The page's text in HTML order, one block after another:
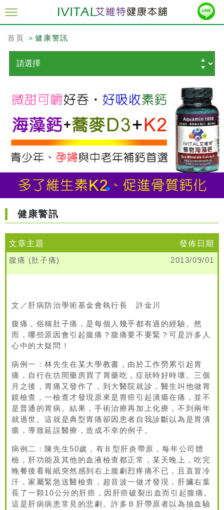
首頁 ＞健康警訊
健康警訊
文章主題
發佈日期
腹痛 (肚子痛)
2013/09/01
文／肝病防治學術基金會執行長 許金川
腹痛，俗稱肚子痛，是每個人幾乎都有過的經驗。然
而，哪些原因會引起腹痛？腹痛要不要緊？可是許多人
心中的大疑問！
病例一：林先生在某大學教書，由於工作勞累引起胃
痛，自行在坊間藥房買了胃藥吃，症狀時好時壞。三個
月之後，胃痛又發作了，到大醫院就診，醫生叫他做胃
鏡檢查，一檢查才發現原來是胃癌引起潰瘍在痛，並不
是普通的胃病。結果，手術治療再加上化療，不到兩年
就過世。這就是典型胃痛卻因患者自我診斷以為是胃潰
瘍，導致延誤醫療，造成不幸的例子。
病例二：陳先生50歲，有Ｂ型肝炎帶原，每年公司體
檢，肝功能及其他的血液檢查都正常，某天晚上，吃完
晚餐後看報紙突然感到右上腹劇烈疼痛不已，且直冒冷
汗，家屬緊急送醫檢查，超音波一做才發現，肝臟右葉
長了一顆10公分的肝癌，因肝癌破裂出血而引起腹痛。
這是肝病病患常見的悲劇。許多Ｂ肝帶原者以為抽血驗